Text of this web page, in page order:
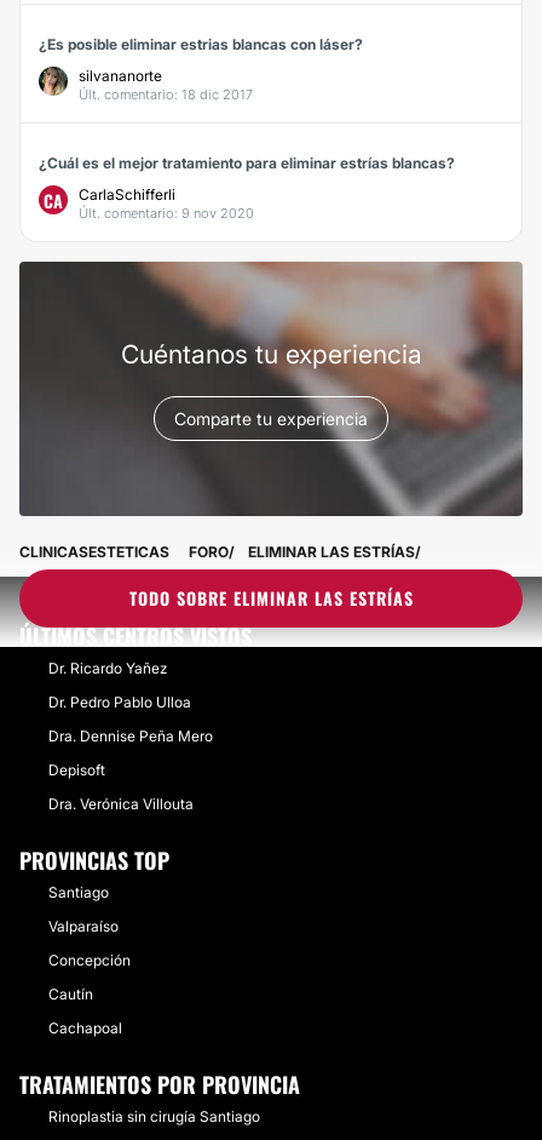
¿Es posible eliminar estrias blancas con láser?
silvananorte
Últ. comentario: 18 dic 2017
¿Cuál es el mejor tratamiento para eliminar estrías blancas?
CA CarlaSchifferli
Últ. comentario: 9 nov 2020
Cuéntanos tu experiencia
Comparte tu experiencia
TODO SOBRE ELIMINAR LAS ESTRÍAS
CLINICASESTETICAS FORO ELIMINAR LAS ESTRÍAS
ÚLTIMOS CENTROS VISTOS
Dr. Ricardo Yañez
Dr. Pedro Pablo Ulloa
Dra. Dennise Peña Mero
Depisoft
Dra. Verónica Villouta
PROVINCIAS TOP
Santiago
Valparaíso
Concepción
Cautín
Cachapoal
TRATAMIENTOS POR PROVINCIA
Rinoplastia sin cirugía Santiago